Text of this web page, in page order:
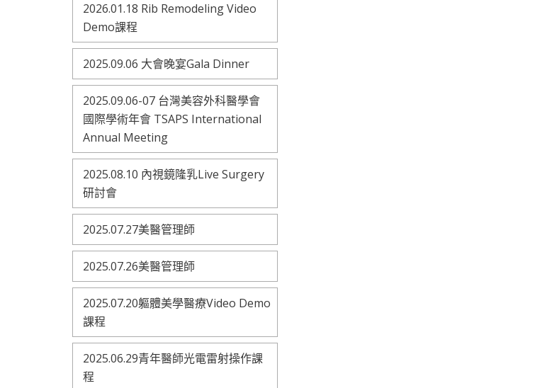
2026.01.18 Rib Remodeling Video
Demo課程
2025.09.06 大會晚宴Gala Dinner
2025.09.06-07 台灣美容外科醫學會
國際學術年會 TSAPS International
Annual Meeting
2025.08.10 內視鏡隆乳Live Surgery
研討會
2025.07.27美醫管理師
2025.07.26美醫管理師
2025.07.20軀體美學醫療Video Demo
課程
2025.06.29青年醫師光電雷射操作課
程